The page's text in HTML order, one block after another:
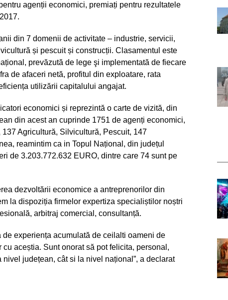
agenții economici, premiați pentru rezultatele
din 7 domenii de activitate – industrie, servicii,
și pescuit și construcții. Clasamentul este
prevăzută de lege şi implementată de fiecare
de afaceri netă, profitul din exploatare, rata
utilizării capitalului angajat.
economici și reprezintă o carte de vizită, din
din acest an cuprinde 1751 de agenți economici,
Agricultură, Silvicultură, Pescuit, 147
reamintim ca in Topul Național, din județul
de 3.203.772.632 EURO, dintre care 74 sunt pe
dezvoltării economice a antreprenorilor din
la dispoziția firmelor expertiza specialiștilor noștri
arbitraj comercial, consultanță.
de experiența acumulată de ceilalti oameni de
aceștia. Sunt onorat să pot felicita, personal,
județean, cât si la nivel național”, a declarat